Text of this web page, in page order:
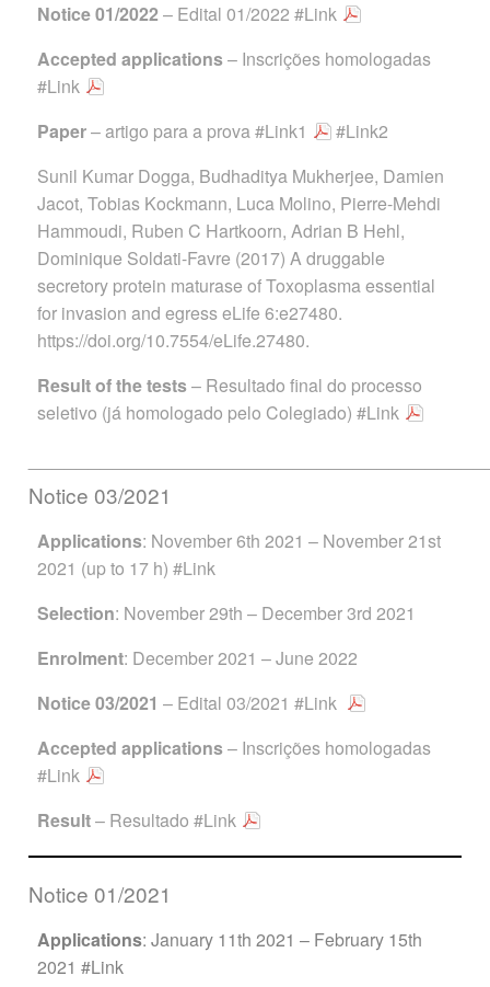
Notice 01/2022 – Edital 01/2022 #Link
Accepted applications– Inscrições homologadas
#Link
Paper– artigo para a prova#Link1
#Link2
Sunil Kumar Dogga, Budhaditya Mukherjee, Damien
Jacot, Tobias Kockmann, Luca Molino, Pierre-Mehdi
Hammoudi, Ruben C Hartkoorn, Adrian B Hehl,
Dominique Soldati-Favre (2017) A druggable
secretory protein maturase of Toxoplasma essential
for invasion and egress eLife 6:e27480.
https://doi.org/10.7554/eLife.27480.
Result of the tests– Resultado final do processo
seletivo (já homologado pelo Colegiado) #Link
Notice 03/2021
Applications: November 6th 2021 – November 21st
2021 (up to 17 h) #Link
Selection: November 29th – December 3rd 2021
Enrolment: December 2021 – June 2022
Notice 03/2021 – Edital 03/2021 #Link
Accepted applications– Inscrições homologadas
#Link
Result– Resultado #Link
Notice 01/2021
Applications: January 11th 2021 – February 15th
2021 #Link